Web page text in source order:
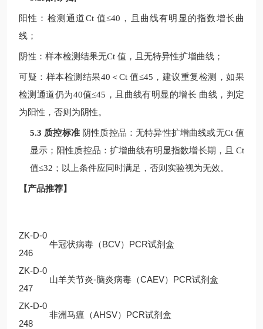
阳性：检测通道Ct 值≤40 ，且曲线有明显的指数增长曲
线；
阴性：样本检测结果无Ct 值，且无特异性扩增曲线；
可疑：样本检测结果40 ＜Ct值≤45 ，建议重复检测，如果
检测通道仍为40值≤45 ，且曲线有明显的增长 曲线，判定
为阳性，否则为阴性。
5.3 质控标准 阴性质控品：无特异性扩增曲线或无Ct值
显示；阳性质控品：扩增曲线有明显指数增长期，且 Ct
值≤32 ；以上条件应同时满足，否则实验视为无效。
【产品推荐】
ZK-D-0
246
牛冠状病毒（BCV）PCR试剂盒
ZK-D-0
247
山羊关节炎-脑炎病毒（CAEV）PCR试剂盒
ZK-D-0
248
非洲马瘟（AHSV）PCR试剂盒